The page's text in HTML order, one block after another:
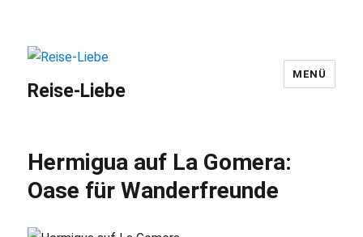
Reise-Liebe
MENÜ
Hermigua auf La Gomera:
Oase für Wanderfreunde